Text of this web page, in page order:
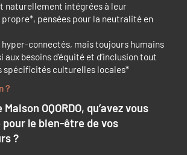
naturellement intégrées à leur
pensées pour la neutralité en
hyper-connectés, mais toujours humains
aux besoins d’équité et d’inclusion tout
spécificités culturelles locales*
?
OQORDO, qu’avez vous
pour le bien-être de vos
?